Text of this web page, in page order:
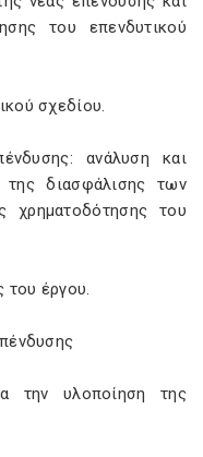
του επενδυτικού
σχεδίου.
ανάλυση και
της διασφάλισης των
χρηματοδότησης του
του έργου.
την υλοποίηση της